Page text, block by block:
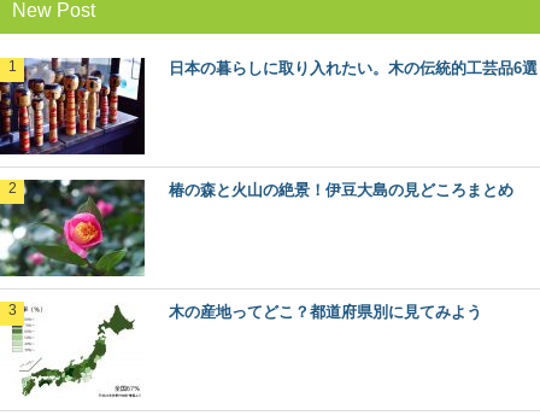
日本人なら知っておきたい日本の木材をご紹介するシリ
知ですか？ ヒバの森は、日本国内では青森県...
2007年に「石見銀山遺跡とその文化的景観」としてユネ
スコ世界文化遺産に登録された、島根県大田市にあ...
New Post
日本の暮らしに取り入れたい。木の伝統的工芸品6選
椿の森と火山の絶景！伊豆大島の見どころまとめ
木の産地ってどこ？都道府県別に見てみよう